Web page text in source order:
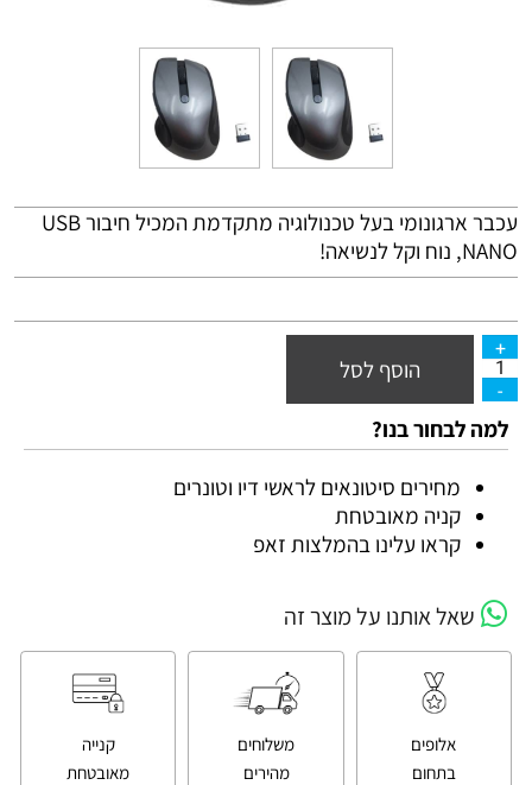
עכבר ארגונומי בעל טכנולוגיה מתקדמת המכיל חיבורUSB
NANO, נוח וקל לנשיאה!
הוסף לסל
למה לבחור בנו?
מחירים סיטונאים לראשי דיו וטונרים
קניה מאובטחת
קראו עלינו בהמלצות זאפ
שאל אותנו על מוצר זה
אלופים
בתחום
משלוחים
מהירים
קנייה
מאובטחת